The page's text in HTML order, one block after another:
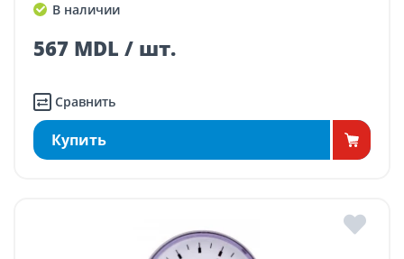
В наличии
567 MDL / шт.
Сравнить
Купить